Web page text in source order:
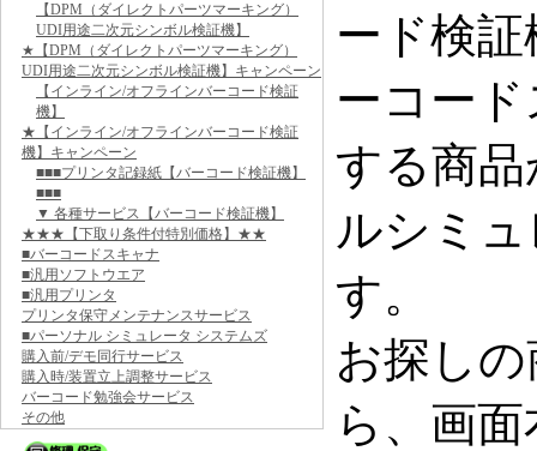
【DPM（ダイレクトパーツマーキング）
UDI用途二次元シンボル検証機】
★【DPM（ダイレクトパーツマーキング）
UDI用途二次元シンボル検証機】キャンペーン
【インライン/オフラインバーコード検証
機】
★【インライン/オフラインバーコード検証
機】キャンペーン
■■■プリンタ記録紙【バーコード検証機】
■■■
▼ 各種サービス【バーコード検証機】
★★★【下取り条件付特別価格】★★
■バーコードスキャナ
■汎用ソフトウエア
■汎用プリンタ
プリンタ保守メンテナンスサービス
■パーソナル シミュレータ システムズ
購入前/デモ同行サービス
購入時/装置立上調整サービス
バーコード勉強会サービス
その他
ード検
ーコー
する商
ルシミ
す。
お探し
ら、画